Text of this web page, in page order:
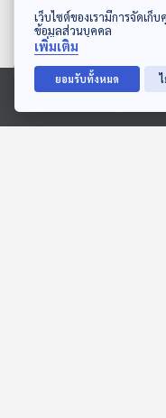
ดาวน์โหลด Thai PBS Podcast
Ⓒ 2020 องค์การกระจายเสียงและแพร่ภา
EP. 152: พีร์ เหมลินี |
เว็บไซต์ของเรามีการจัดเก็
ข้อมูลส่วนบุคคล
เพิ่มเติม
ยอมรับทั้งหมด